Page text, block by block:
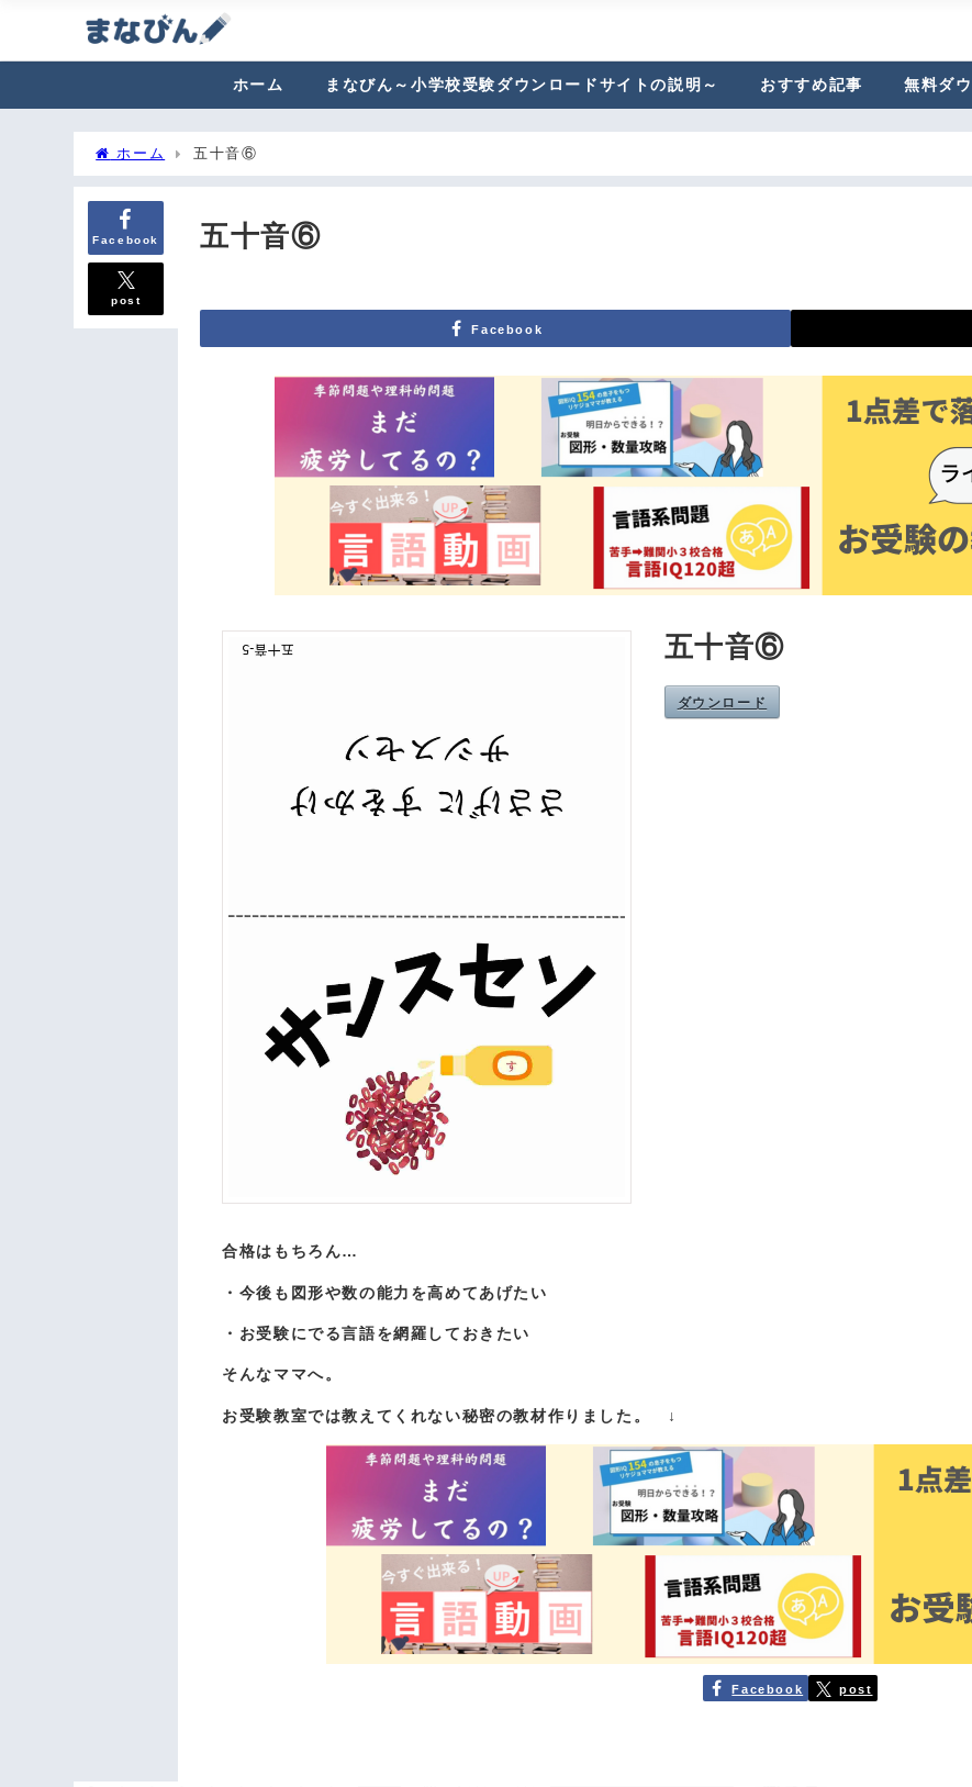
ホーム まなびん～小学校受験ダウンロードサイトの説明～ おすすめ記事 無料ダ
ホーム 五十音⑥
Facebook
post
五十音⑥
Facebook
五十音⑥
ダウンロード
合格はもちろん…
・今後も図形や数の能力を高めてあげたい
・お受験にでる言語を網羅しておきたい
そんなママへ。
お受験教室では教えてくれない秘密の教材作りました。 ↓
Facebook post